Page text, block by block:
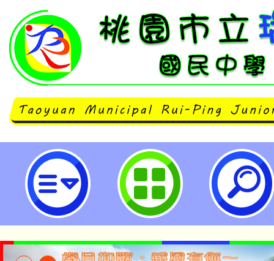
國立臺中科技大學與印尼教育部合
印尼語能力檢定測驗」-桃園市立